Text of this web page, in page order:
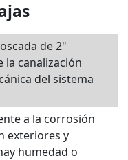
de 2"
la canalización
del sistema
a la corrosión
exteriores y
humedad o